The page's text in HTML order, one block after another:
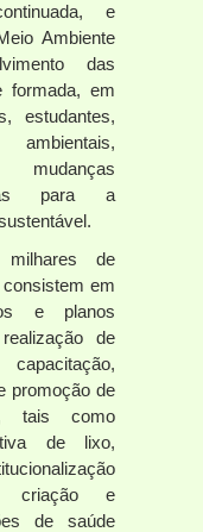
e
Ambiente
das
formada, em
estudantes,
mudanças
para a
de
em
e planos
de
promoção de
tais como
de lixo,
criação e
de saúde